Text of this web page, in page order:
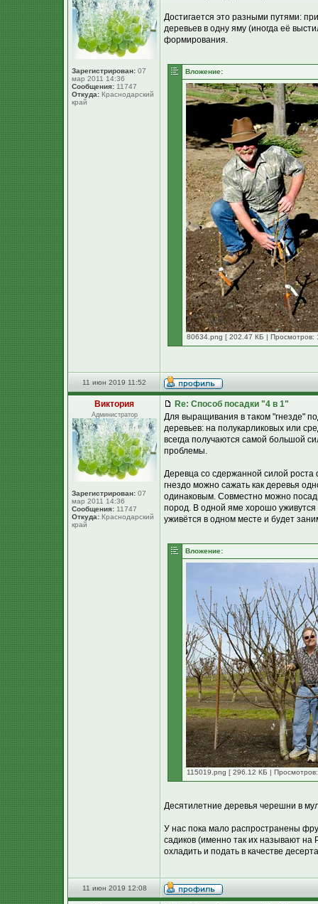
Зарегистрирован: 07
мар 2011 14:36
Сообщения: 11747
Откуда: Краснодарский
край
Достигается это разными путями:
деревьев в одну яму (иногда её
формирования.
Вложение:
80634.png [ 202.47 КБ | Просмотров:
11 июн 2019 11:52
Виктория
Администратор
Зарегистрирован: 07
мар 2011 14:36
Сообщения: 11747
Откуда: Краснодарский
край
Re: Способ посадки "4 в 1"
Для выращивания в таком "гнезде"
деревьев: на полукарликовых или
всегда получаются самой большой
проблемы.
Деревца со сдержанной силой роста
гнездо можно сажать как деревья
одинаковым. Совместно можно
пород. В одной яме хорошо
уживётся в одном месте и будет
Вложение:
115019.png [ 296.12 КБ | Просмотров:
Десятилетние деревья черешни в
У нас пока мало распространены
садиков (именно так их называют на
охладить и подать в качестве
11 июн 2019 12:08